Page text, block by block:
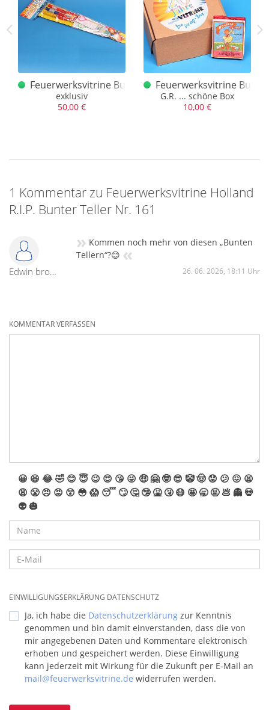
Bunter Beutel Original
Beutel Original
Feuerwerksvitrine Bunter Beutel Depyfag pure
exklusiv
50,00 €
Feuerwerksvitrine Bunte
G.R. ... schöne Box
10,00 €
1 Kommentar zu Feuerwerksvitrine Holland
R.I.P. Bunter Teller Nr. 161
Edwin brouwer
» Kommen noch mehr von diesen „Bunten
Tellern“?😊 «
26. 06. 2026, 18:11 Uhr
KOMMENTAR VERFASSEN
😀 😆 😂🤣 😊 😇 😉 😍 😘 😜 🤑 🤗 🤓 😎 🤡🤠 😟 😕 😖 😫
😩 😤 😠 😡 😲 😳 😱 😴 🙄 🤔 🤥 🤮 🤧 😷 🤩 🥱 🤬 💩 👻 💀
👽 🎃
EINWILLIGUNGSERKLÄRUNG DATENSCHUTZ
Ja, ich habe die Datenschutzerklärung zur Kenntnis
genommen und bin damit einverstanden, dass die von
mir angegebenen Daten und Kommentare elektronisch
erhoben und gespeichert werden. Diese Einwilligung
kann jederzeit mit Wirkung für die Zukunft per E-Mail an
mail@feuerwerksvitrine.de widerrufen werden.